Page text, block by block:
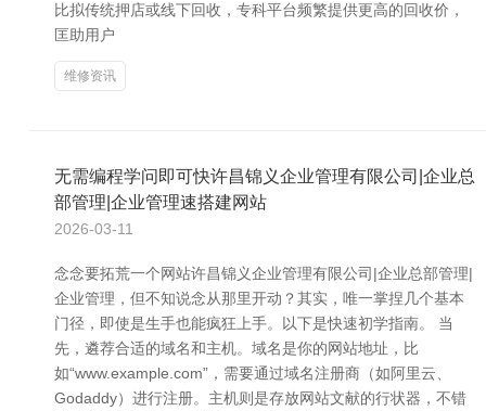
比拟传统押店或线下回收，专科平台频繁提供更高的回收价，
匡助用户
维修资讯
无需编程学问即可快许昌锦义企业管理有限公司|企业总
部管理|企业管理速搭建网站
2026-03-11
念念要拓荒一个网站许昌锦义企业管理有限公司|企业总部管理|
企业管理，但不知说念从那里开动？其实，唯一掌捏几个基本
门径，即使是生手也能疯狂上手。以下是快速初学指南。 当
先，遴荐合适的域名和主机。域名是你的网站地址，比
如“www.example.com”，需要通过域名注册商（如阿里云、
Godaddy）进行注册。主机则是存放网站文献的行状器，不错